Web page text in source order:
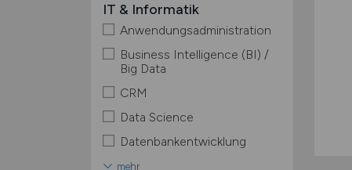
IT & Informatik
Anwendungsadministration
Business Intelligence (BI) /
Big Data
CRM
Data Science
Datenbankentwicklung
mehr